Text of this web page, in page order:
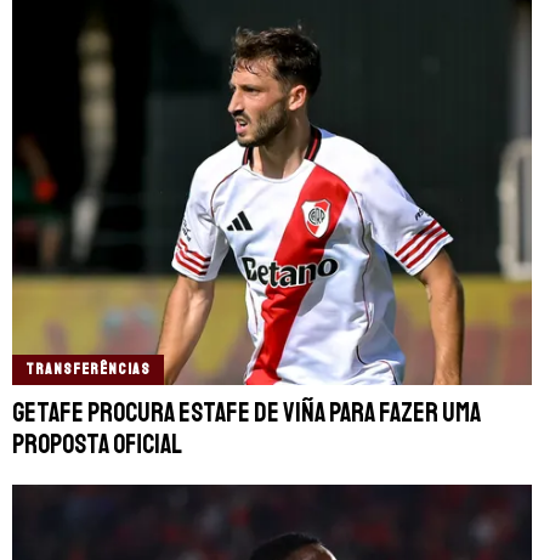
TRANSFERÊNCIAS
Getafe procura estafe de Viña para fazer uma
proposta oficial